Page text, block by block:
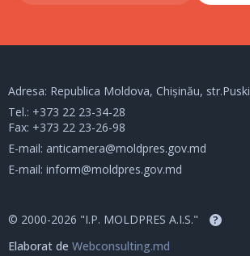
Adresa: Republica Moldova, Chișinău,
Tel.: +373 22 23-34-28
Fax: +373 22 23-26-98
E-mail: anticamera@moldpres.gov.md
E-mail: inform@moldpres.gov.md
© 2000-2026 "I.P. MOLDPRES A.I.S." ?
Elaborat de Webconsulting.md